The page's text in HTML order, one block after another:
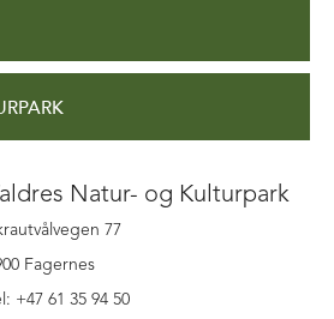
Natur- og Kulturpark
77
Fagernes
+47 61 35 94 50